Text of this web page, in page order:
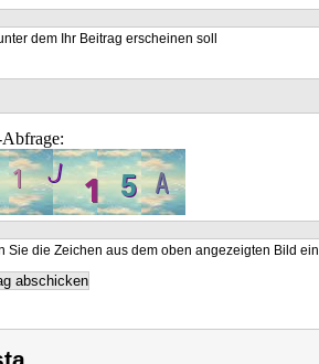
dem Ihr Beitrag erscheinen soll
Sie die Zeichen aus dem oben angezeigten Bild ein